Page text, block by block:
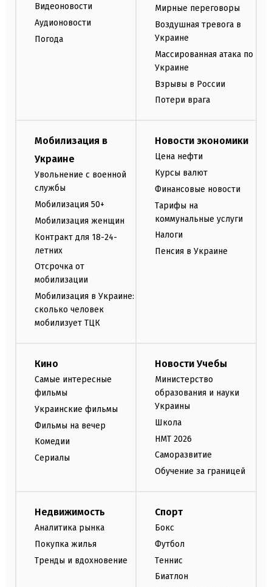
Видеоновости
Аудионовости
Погода
Мирные переговоры
Воздушная тревога в
Украине
Массированная атака по
Украине
Взрывы в России
Потери врага
Мобилизация в
Украине
Увольнение с военной
службы
Мобилизация 50+
Мобилизация женщин
Контракт для 18-24-
летних
Отсрочка от
мобилизации
Мобилизация в Украине:
сколько человек
мобилизует ТЦК
Новости экономики
Цена нефти
Курсы валют
Финансовые новости
Тарифы на
коммунальные услуги
Налоги
Пенсия в Украине
Кино
Самые интересные
фильмы
Украинские фильмы
Фильмы на вечер
Комедии
Сериалы
Новости Учебы
Министерство
образования и науки
Украины
Школа
НМТ 2026
Саморазвитие
Обучение за границей
Недвижимость
Аналитика рынка
Покупка жилья
Тренды и вдохновение
Спорт
Бокс
Футбол
Теннис
Биатлон